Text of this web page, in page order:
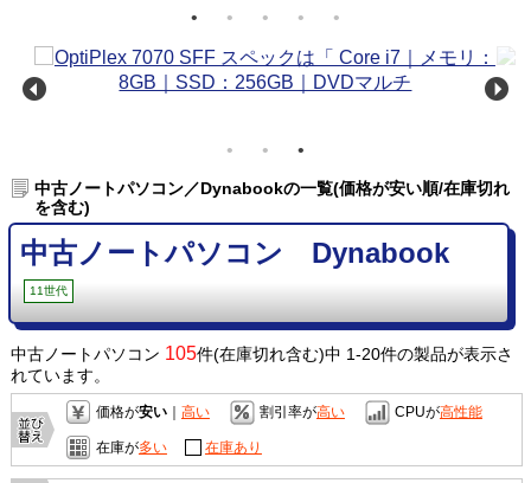
中古ノートパソコン／Dynabookの一覧(価格が安い順/在庫切れ
を含む)
中古ノートパソコン Dynabook
11世代
中古ノートパソコン 105件(在庫切れ含む)中 1-20件の製品が表示さ
れています。
価格が安い｜ 高い 割引率が高い CPUが高性能
在庫が多い 在庫あり